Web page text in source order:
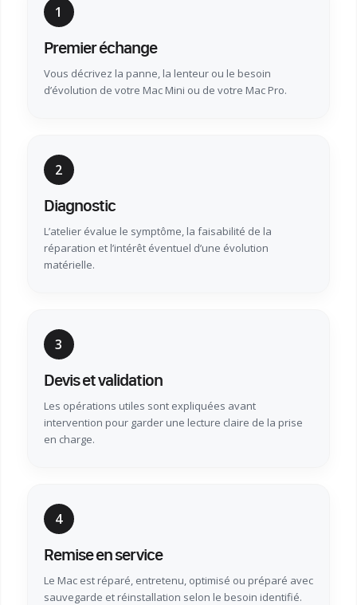
1
Premier échange
Vous décrivez la panne, la lenteur ou le besoin
d’évolution de votre Mac Mini ou de votre Mac Pro.
2
Diagnostic
L’atelier évalue le symptôme, la faisabilité de la
réparation et l’intérêt éventuel d’une évolution
matérielle.
3
Devis et validation
Les opérations utiles sont expliquées avant
intervention pour garder une lecture claire de la prise
en charge.
4
Remise en service
Le Mac est réparé, entretenu, optimisé ou préparé avec
sauvegarde et réinstallation selon le besoin identifié.